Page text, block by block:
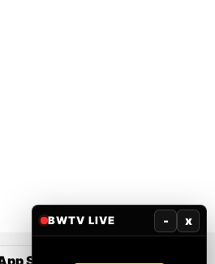
BWTV LIVE - x